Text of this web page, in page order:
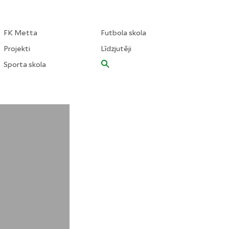
FK Metta
Projekti
Sporta skola
Futbola skola
Līdzjutēji